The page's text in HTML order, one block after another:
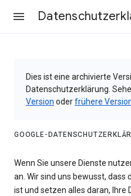
Dies ist eine archivierte
Datenschutzerklärung.
Version oderfrühere
GOOGLE-
Wenn Sie unsere Dienste
an. Wir sind uns bewusst,
ist und setzen alles daran, Ihre